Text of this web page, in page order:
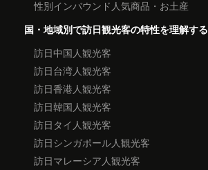
性別インバウンド人気商品・お土産
国・地域別で訪日観光客の特性を理解する
訪日中国人観光客
訪日台湾人観光客
訪日香港人観光客
訪日韓国人観光客
訪日タイ人観光客
訪日シンガポール人観光客
訪日マレーシア人観光客